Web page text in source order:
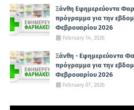
Ξάνθη Εφημερεύοντα
πρόγραμμα για την
Φεβρουαρίου 2026
February 14, 2026
Ξάνθη - Εφημερεύοντα
πρόγραμμα για την
Φεβρουαρίου 2026
February 07, 2026